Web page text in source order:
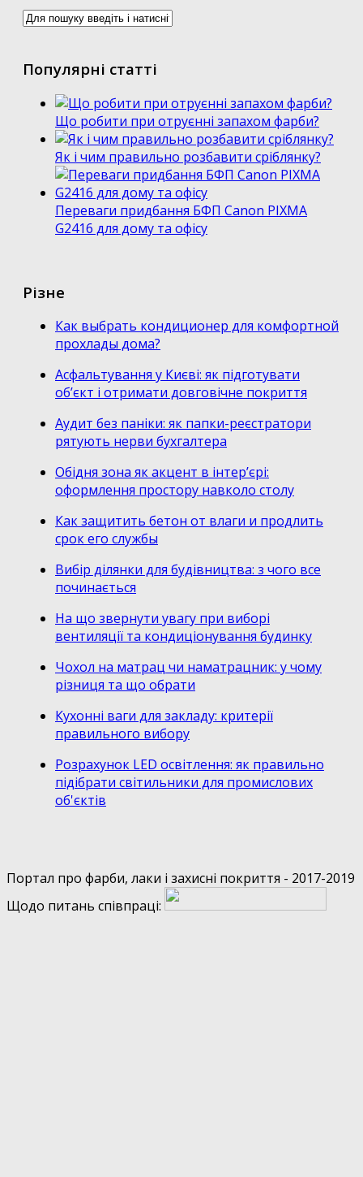
Популярні статті
Що робити при отруєнні запахом фарби?
Як і чим правильно розбавити сріблянку?
Переваги придбання БФП Canon PIXMA
G2416 для дому та офісу
Різне
Как выбрать кондиционер для комфортной
прохлады дома?
Асфальтування у Києві: як підготувати
об’єкт і отримати довговічне покриття
Аудит без паніки: як папки-реєстратори
рятують нерви бухгалтера
Обідня зона як акцент в інтер’єрі:
оформлення простору навколо столу
Как защитить бетон от влаги и продлить
срок его службы
Вибір ділянки для будівництва: з чого все
починається
На що звернути увагу при виборі
вентиляції та кондиціонування будинку
Чохол на матрац чи наматрацник: у чому
різниця та що обрати
Кухонні ваги для закладу: критерії
правильного вибору
Розрахунок LED освітлення: як правильно
підібрати світильники для промислових
об'єктів
Портал про фарби, лаки і захисні покриття - 2017-2019
Щодо питань співпраці: